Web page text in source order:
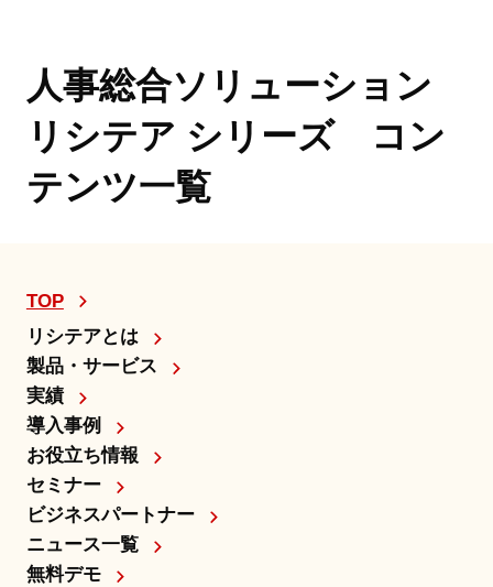
人事総合ソリューション
リシテア シリーズ コン
テンツ一覧
TOP
リシテアとは
製品・サービス
実績
導入事例
お役立ち情報
セミナー
ビジネスパートナー
ニュース一覧
無料デモ